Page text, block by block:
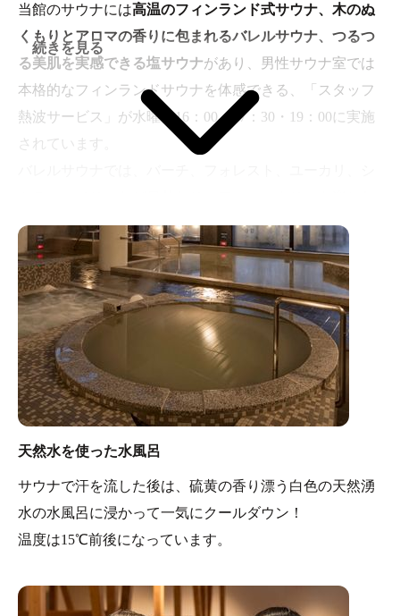
当館のサウナには高温のフィンランド式サウナ、木のぬ
くもりとアロマの香りに包まれるバレルサウナ、つるつ
る美肌を実感できる塩サウナがあり、男性サウナ室では
本格的なフィンランドサウナを体感できる、「スタッフ
熱波サービス」が水曜日16：00・17：30・19：00に実施
されています。
ことができ、塩サウナでは体に塩を塗ることで保水力の
高い皮脂膜が作られ、肌がつるつるになる美肌効果が期
待できます。
続きを見る
天然水を使った水風呂
サウナで汗を流した後は、硫黄の香り漂う白色の天然湧
水の水風呂に浸かって一気にクールダウン！
温度は15℃前後になっています。